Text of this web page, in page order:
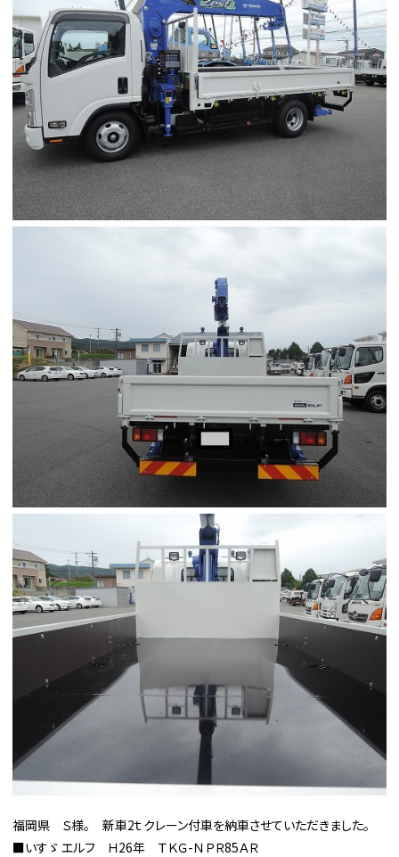
福岡県 Ｓ様。 新車2ｔクレーン付車を納車させていただきました。
■いすゞ エルフ Ｈ26年 ＴＫＧ-ＮＰＲ85ＡＲ